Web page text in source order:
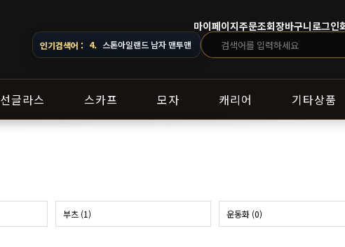
마이페이지주문조회장바구니로그인
인기검색어 :
4. 스톤아일랜드 남자 맨투맨
5. 오프화이트 남자 후드
선글라스 스카프 모자 캐리어 기타상품
부츠 (1) 운동화 (0)